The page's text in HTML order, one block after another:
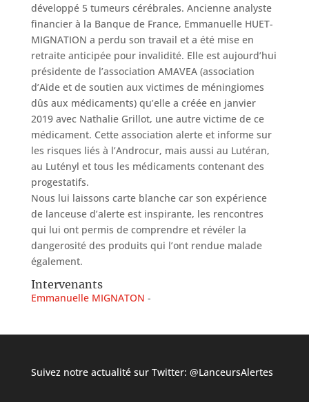
développé 5 tumeurs cérébrales. Ancienne analyste
financier à la Banque de France, Emmanuelle HUET-
MIGNATION a perdu son travail et a été mise en
retraite anticipée pour invalidité. Elle est aujourd’hui
présidente de l’association AMAVEA (association
d’Aide et de soutien aux victimes de méningiomes
dûs aux médicaments) qu’elle a créée en janvier
2019 avec Nathalie Grillot, une autre victime de ce
médicament. Cette association alerte et informe sur
les risques liés à l’Androcur, mais aussi au Lutéran,
au Lutényl et tous les médicaments contenant des
progestatifs.
Nous lui laissons carte blanche car son expérience
de lanceuse d’alerte est inspirante, les rencontres
qui lui ont permis de comprendre et révéler la
dangerosité des produits qui l’ont rendue malade
également.
Intervenants
Emmanuelle MIGNATON
Suivez notre actualité sur Twitter: @LanceursAlertes